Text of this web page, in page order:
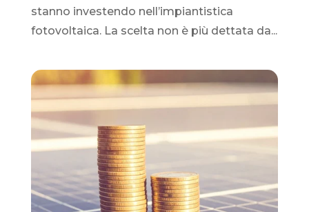
stanno investendo nell’impiantistica
fotovoltaica. La scelta non è più dettata da...